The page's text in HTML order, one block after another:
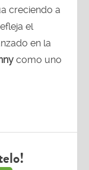
creciendo a
el
en la
como uno